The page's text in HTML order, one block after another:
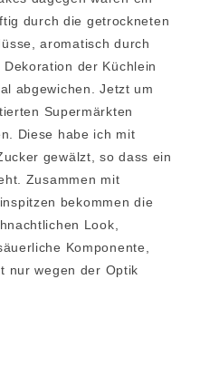
durch die getrockneten
aromatisch durch
der Küchlein
abgewichen. Jetzt um
Supermärkten
Diese habe ich mit
gewälzt, so dass ein
Zusammen mit
bekommen die
Look,
Komponente,
nur wegen der Optik